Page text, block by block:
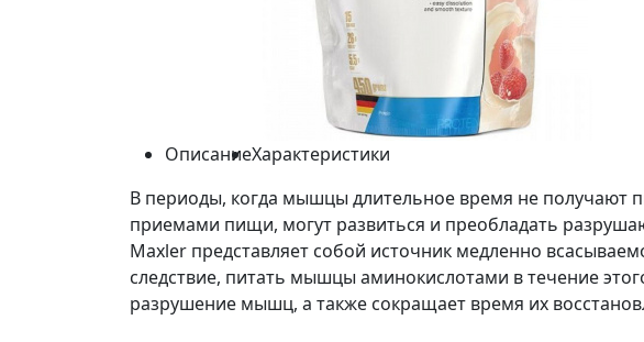
ОписаниеХарактеристики
В периоды, когда мышцы длительное время не получают
приемами пищи, могут развиться и преобладать
Maxler представляет собой источник медленно
следствие, питать мышцы аминокислотами в течение
разрушение мышц, а также сокращает время их